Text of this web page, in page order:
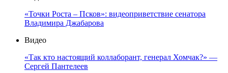
«Точки Роста – Псков»: видеоприветствие сенатора
Владимира Джабарова
Видео
«Так кто настоящий коллаборант, генерал Хомчак?» —
Сергей Пантелеев